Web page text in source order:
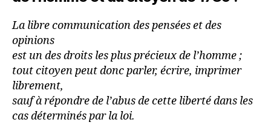
La libre communication des pensées et des
opinions
est un des droits les plus précieux de l’homme ;
tout citoyen peut donc parler, écrire, imprimer
librement,
sauf à répondre de l’abus de cette liberté dans les
cas déterminés par la loi.